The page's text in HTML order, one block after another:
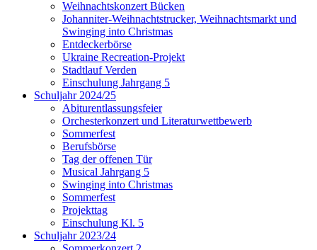
Weihnachtskonzert Bücken
Johanniter-Weihnachtstrucker, Weihnachtsmarkt und
Swinging into Christmas
Entdeckerbörse
Ukraine Recreation-Projekt
Stadtlauf Verden
Einschulung Jahrgang 5
Schuljahr 2024/25
Abiturentlassungsfeier
Orchesterkonzert und Literaturwettbewerb
Sommerfest
Berufsbörse
Tag der offenen Tür
Musical Jahrgang 5
Swinging into Christmas
Sommerfest
Projekttag
Einschulung Kl. 5
Schuljahr 2023/24